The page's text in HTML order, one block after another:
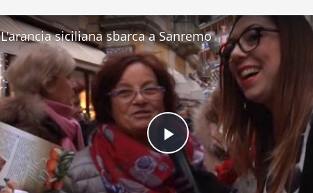
Play
L'arancia siciliana sbarca a Sanremo